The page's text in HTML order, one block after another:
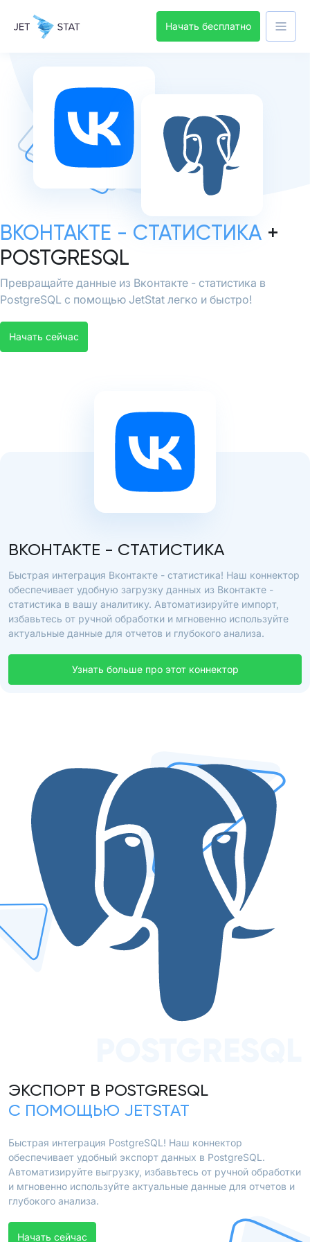
Начать бесплатно
ВКОНТАКТЕ - СТАТИСТИКА +
POSTGRESQL
Превращайте данные из Вконтакте - статистика в
PostgreSQL с помощью JetStat легко и быстро!
Начать сейчас
ВКОНТАКТЕ - СТАТИСТИКА
Быстрая интеграция Вконтакте - статистика! Наш коннектор
обеспечивает удобную загрузку данных из Вконтакте -
статистика в вашу аналитику. Автоматизируйте импорт,
избавьтесь от ручной обработки и мгновенно используйте
актуальные данные для отчетов и глубокого анализа.
Узнать больше про этот коннектор
ЭКСПОРТ В POSTGRESQL
С ПОМОЩЬЮ JETSTAT
Быстрая интеграция PostgreSQL! Наш коннектор
обеспечивает удобный экспорт данных в PostgreSQL.
Автоматизируйте выгрузку, избавьтесь от ручной обработки
и мгновенно используйте актуальные данные для отчетов и
глубокого анализа.
Начать сейчас